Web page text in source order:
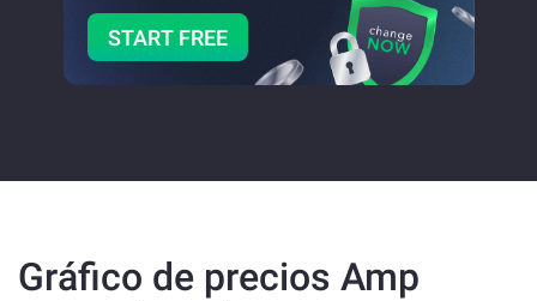
START FREE
Gráfico de precios Amp